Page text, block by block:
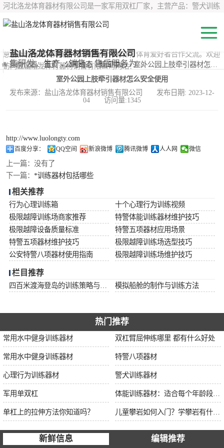
河北洛龙体育器材有限公司是一家军用双杠厂家，主营产品：警犬训练
器材、心理行为训练器材 、攀岩墙、200米障碍器材、特警八项器材、
*训练器材、400米障碍器材、军用单杠、军用双杠、军犬训练器材等训
意创新的精神和真诚合作的态度与体育界，体育爱好者合作交流。欢迎
访问盐山洛龙体育器材销售有限公司网站！
盐山洛龙体育器材销售有限公司
集研发，生产，销售，售后服务为一体
当前位置：首页›公司动态›新闻中心› 室外公园上肢牵引器材怎么安全使用
室外公园上肢牵引器材怎么安全使用
发布来源：盐山洛龙体育器材销售有限公司 发布日期: 2023-12-
04 访问量:1345
http://www.luolongty.com
百度分享： QQ空间 新浪微博 腾讯微博 人人网 微信
上一篇： 没有了
下一篇： *训练器材包括哪些
相关推荐
行为心理训练箱
十个心理行为训练视频
极限越障训练场商家推荐
特警体能训练器材维护技巧
极限越障设备质量标准
特警五项器材应用场景
特警五项器材维护技巧
极限越障训练场选型技巧
公安特警八项器材使用指南
极限越障训练场维护技巧
栏目推荐
模拟船舱的制作与训练方法
热门推荐
常用水中健身训练器材 双杠臂屈伸练哪里 都有什么好处
常用水中健身训练器材 特警八项器材
心理行为训练器材 警犬训练器材
军用单双杠
单杠上的拉伸方法你知道吗？
新鲜信息 编辑推荐
200米障碍器材
心理行为训练器
警犬训练器材
军用单双杠
400米障碍器材